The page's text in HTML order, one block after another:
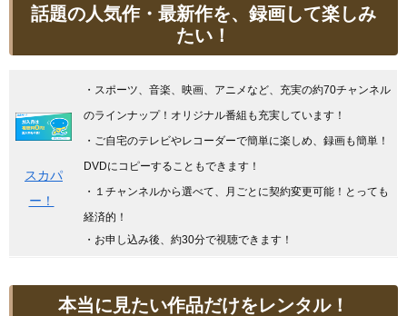
話題の人気作・最新作を、録画して楽しみ
たい！
スカパ
ー！
・スポーツ、音楽、映画、アニメなど、充実の約70チャンネル
のラインナップ！オリジナル番組も充実しています ！
・ご自宅のテレビやレコーダーで簡単に楽しめ、録画も簡単！
DVDにコピーすることもできます！
・１チャンネルから選べて、月ごとに契約変更可能！とっても
経済的！
・お申し込み後、約30分で視聴できます！
本当に見たい作品だけをレンタル！